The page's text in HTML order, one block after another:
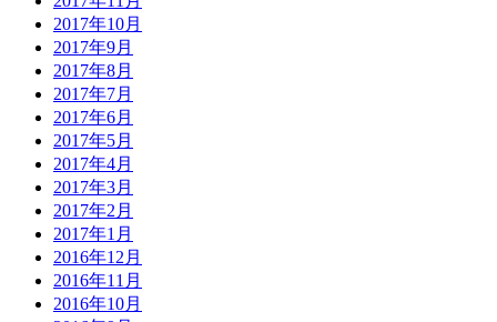
2017年10月
2017年9月
2017年8月
2017年7月
2017年6月
2017年5月
2017年4月
2017年3月
2017年2月
2017年1月
2016年12月
2016年11月
2016年10月